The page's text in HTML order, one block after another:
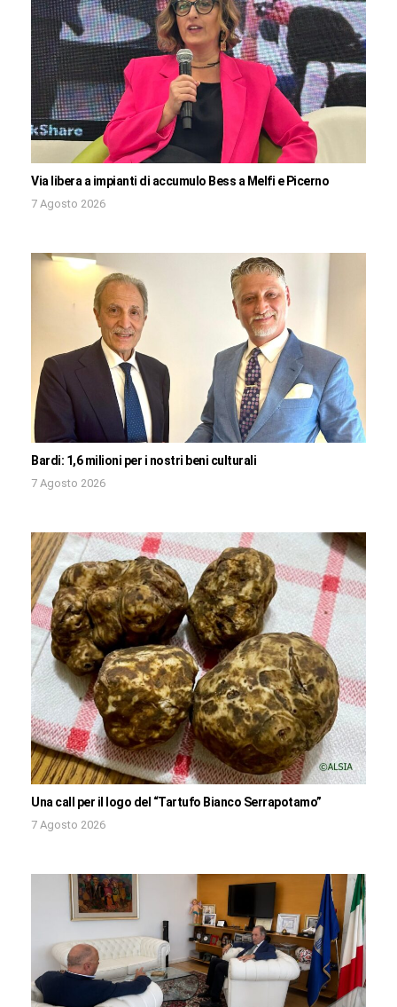
Via libera a impianti di accumulo Bess a Melfi e Picerno
7 Agosto 2026
Bardi: 1,6 milioni per i nostri beni culturali
7 Agosto 2026
Una call per il logo del “Tartufo Bianco Serrapotamo”
7 Agosto 2026